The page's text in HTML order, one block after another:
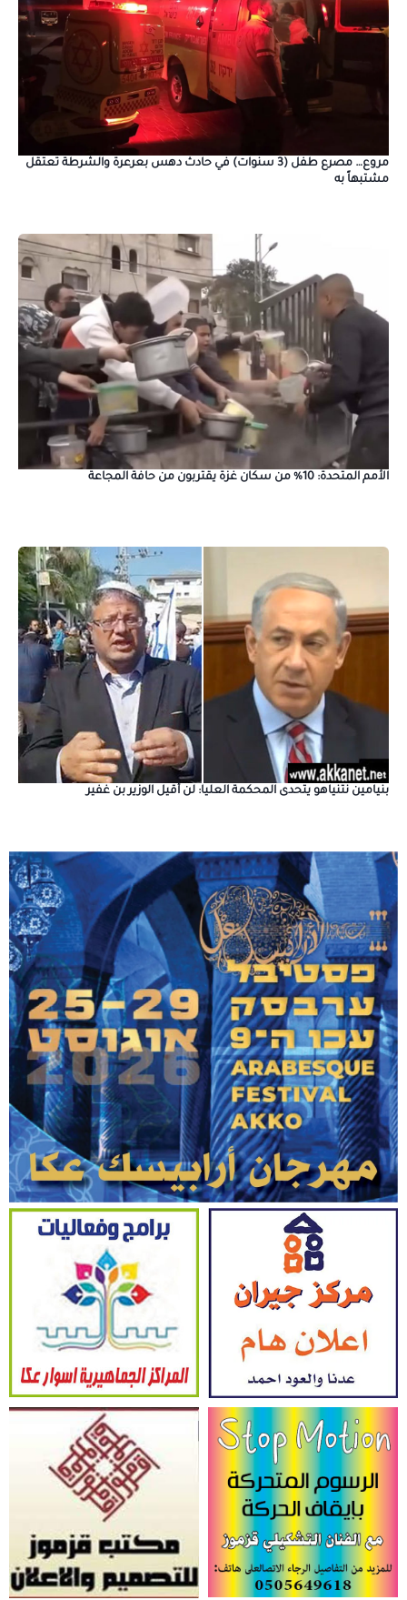
مروع… مصرع طفل (3 سنوات) في حادث دهس بعرعرة والشرطة تعتقل
مشتبهاً به
الأمم المتحدة: 10% من سكان غزة يقتربون من حافة المجاعة
بنيامين نتنياهو يتحدى المحكمة العليا: لن أقيل الوزير بن غفير